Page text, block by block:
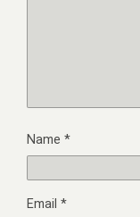
Name *
Email *